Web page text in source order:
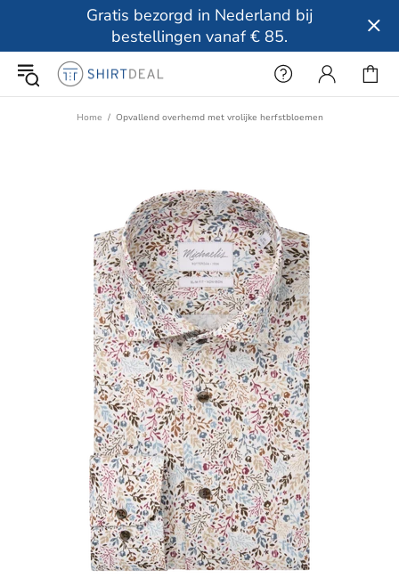
Gratis bezorgd in Nederland bij
bestellingen vanaf € 85.
Home Opvallend overhemd met vrolijke herfstbloemen